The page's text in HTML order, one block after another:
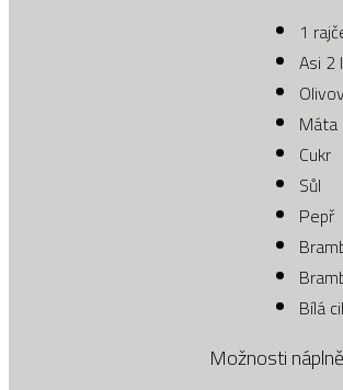
1
Asi 2
Máta
Cukr
Sůl
Pepř
Bílá
Možnosti